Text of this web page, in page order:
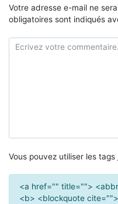
Votre adresse e-mail ne
obligatoires sont indiqués
Vous pouvez utiliser les tags
<a href="" title="">
<b> <blockquote